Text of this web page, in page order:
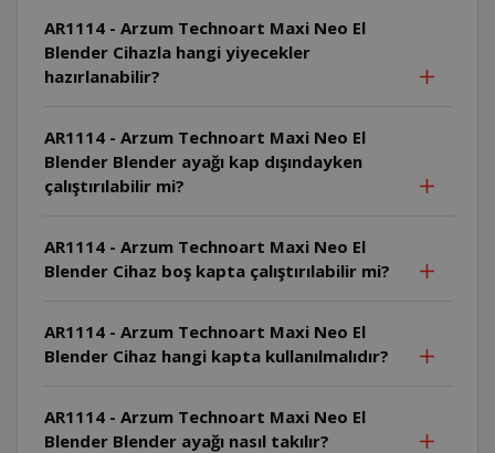
AR1114 - Arzum Technoart Maxi Neo El
Blender Cihazla hangi yiyecekler
hazırlanabilir?
AR1114 - Arzum Technoart Maxi Neo El
Blender Blender ayağı kap dışındayken
çalıştırılabilir mi?
AR1114 - Arzum Technoart Maxi Neo El
Blender Cihaz boş kapta çalıştırılabilir mi?
AR1114 - Arzum Technoart Maxi Neo El
Blender Cihaz hangi kapta kullanılmalıdır?
AR1114 - Arzum Technoart Maxi Neo El
Blender Blender ayağı nasıl takılır?